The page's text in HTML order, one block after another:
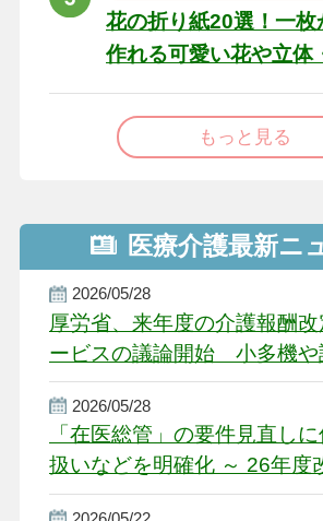
花の折り紙20選！一枚
作れる可愛い花や立体
で
もっと見る
医療介護最新ニ
2026/05/28
厚労省、来年度の介護報酬
ービスの議論開始 小多機や
厳しい経営環境に危機感
2026/05/28
「在医総管」の要件見直し
扱いなどを明確化 ～ 26年度